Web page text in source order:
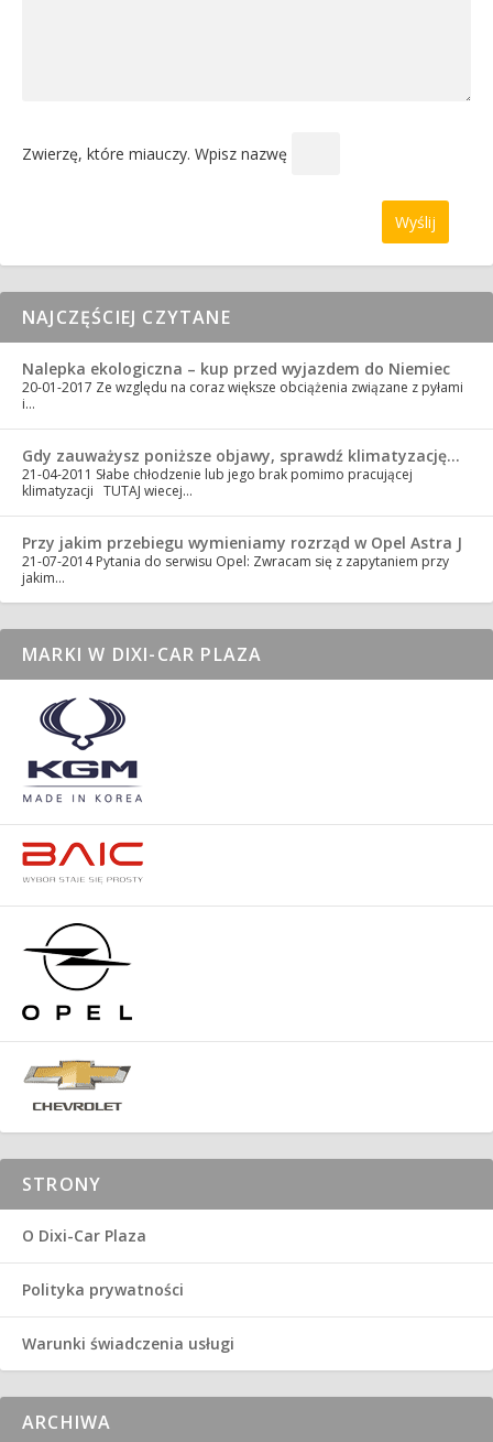
Zwierzę, które miauczy. Wpisz nazwę
NAJCZĘŚCIEJ CZYTANE
Nalepka ekologiczna – kup przed wyjazdem do Niemiec
20-01-2017 Ze względu na coraz większe obciążenia związane z pyłami
i…
Gdy zauważysz poniższe objawy, sprawdź klimatyzację…
21-04-2011 Słabe chłodzenie lub jego brak pomimo pracującej
klimatyzacji TUTAJ wiecej…
Przy jakim przebiegu wymieniamy rozrząd w Opel Astra J
21-07-2014 Pytania do serwisu Opel: Zwracam się z zapytaniem przy
jakim…
MARKI W DIXI-CAR PLAZA
STRONY
O Dixi-Car Plaza
Polityka prywatności
Warunki świadczenia usługi
ARCHIWA